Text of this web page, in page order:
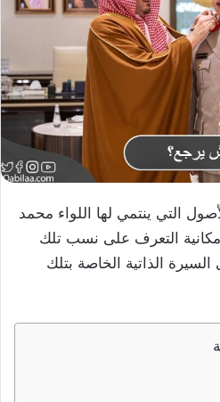
التي ينتمي لها اللواء محمد
التعرف على نسب تلك
الذاتية الخاصة بتلك